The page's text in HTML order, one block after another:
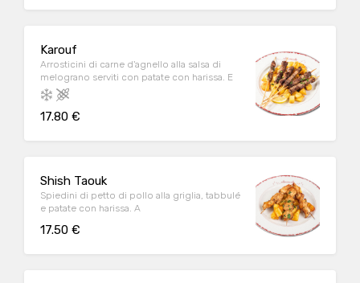
Karouf
Arrosticini di carne d'agnello alla salsa di
melograno serviti con patate con harissa. E
17.80 €
Shish Taouk
Spiedini di petto di pollo alla griglia, tabbulé
e patate con harissa. A
17.50 €